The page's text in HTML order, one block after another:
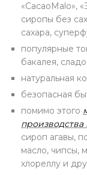
«CacaoMalo»,
сиропы без
сахара,
популярные
бакалея,
натуральная
безопасная
помимо этого
сироп агавы,
масло, чипсы,
хлореллу и